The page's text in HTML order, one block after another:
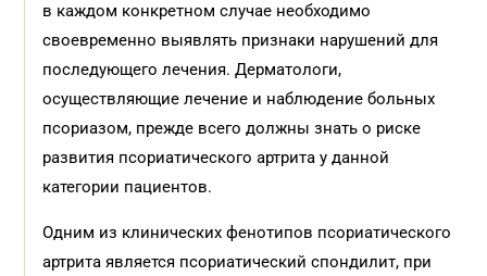
в каждом конкретном случае необходимо
своевременно выявлять признаки нарушений для
последующего лечения. Дерматологи,
осуществляющие лечение и наблюдение больных
псориазом, прежде всего должны знать о риске
развития псориатического артрита у данной
категории пациентов.
Одним из клинических фенотипов псориатического
артрита является псориатический спондилит, при